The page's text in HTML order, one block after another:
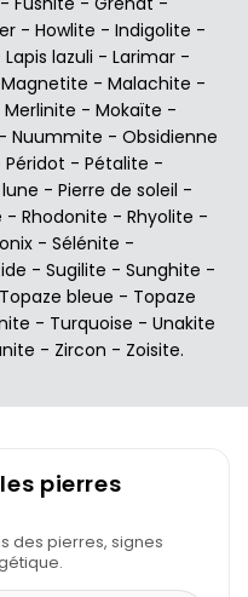
- Howlite - Indigolite -
Lapis lazuli - Larimar -
Magnetite - Malachite -
Merlinite - Mokaïte -
- Nuummite - Obsidienne
Péridot - Pétalite -
- Pierre de soleil -
- Rhodonite - Rhyolite -
- Sélénite -
- Sugilite - Sunghite -
Topaze bleue - Topaze
- Turquoise - Unakite
- Zircon - Zoisite.
pierres
des pierres, signes